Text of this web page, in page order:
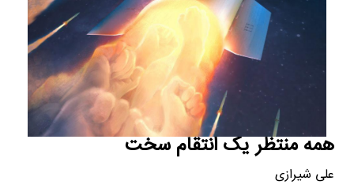
همه منتظر یک انتقام سخت
علی شیرازی